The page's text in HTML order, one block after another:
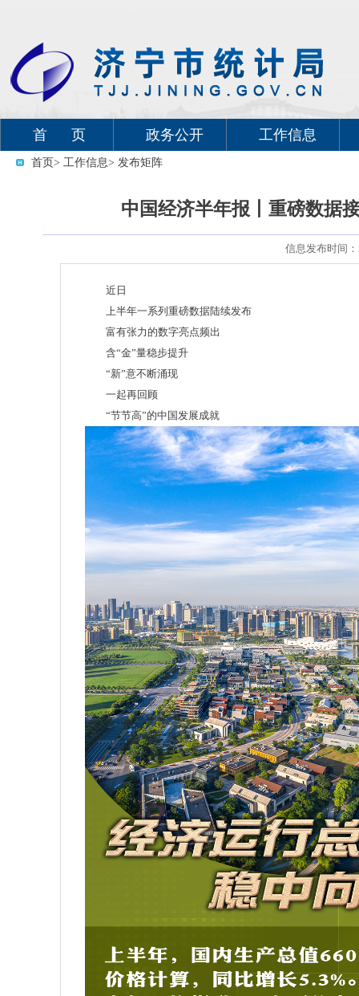
首 页 政务公开 工作信息
首页> 工作信息> 发布矩阵
中国经济半年报丨重磅数据
信息发布时间
近日
上半年一系列重磅数据陆续发布
富有张力的数字亮点频出
含“金”量稳步提升
“新”意不断涌现
一起再回顾
“节节高”的中国发展成就